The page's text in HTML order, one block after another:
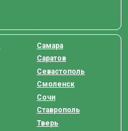
Самара
Саратов
Севастополь
Смоленск
Сочи
Ставрополь
Тверь